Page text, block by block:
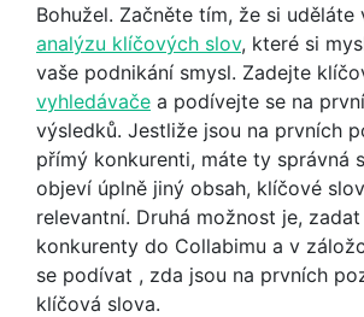
Bohužel. Začněte tím, že si uděláte
analýzu klíčových slov, které si
vaše podnikání smysl. Zadejte
vyhledávače a podívejte se na
výsledků. Jestliže jsou na prvních
přímý konkurenti, máte ty správná
objeví úplně jiný obsah, klíčové
relevantní. Druhá možnost je,
konkurenty do Collabimu a v
se podívat , zda jsou na prvních
klíčová slova.